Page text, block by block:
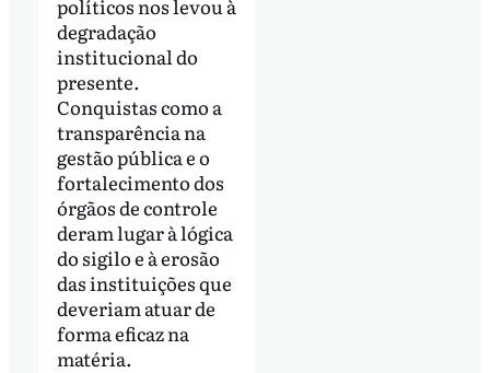
políticos nos levou à
degradação
institucional do
presente.
Conquistas como a
transparência na
gestão pública e o
fortalecimento dos
órgãos de controle
deram lugar à lógica
do sigilo e à erosão
das instituições que
deveriam atuar de
forma eficaz na
matéria.